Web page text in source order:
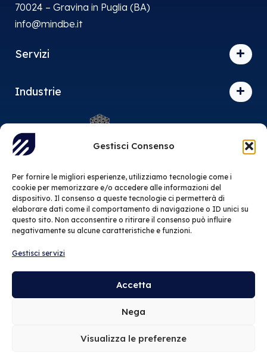
Gestisci Consenso
Per fornire le migliori esperienze, utilizziamo tecnologie come i
cookie per memorizzare e/o accedere alle informazioni del
dispositivo. Il consenso a queste tecnologie ci permetterà di
elaborare dati come il comportamento di navigazione o ID unici su
questo sito. Non acconsentire o ritirare il consenso può influire
negativamente su alcune caratteristiche e funzioni.
Gestisci servizi
Accetta
Nega
Visualizza le preferenze
70024 – Gravina in Puglia (BA)
info@mindbe.it
Servizi
Industrie
Siamo associati al Distretto Produttivo dell’Informatica,
Certificazioni:
ISO/IEC
27001:2022
ISO 9001:2015
© 2026 Mindbe srl – Tutti i sono diritti riservati | P.IVA